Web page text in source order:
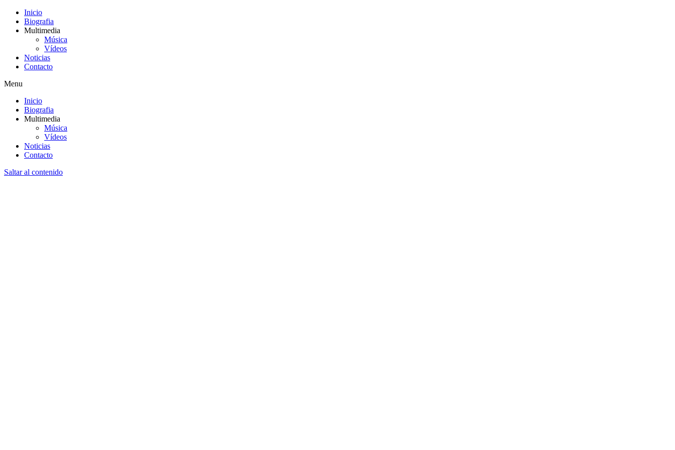
Inicio
Biografia
Multimedia
Música
Vídeos
Noticias
Contacto
Menu
Inicio
Biografia
Multimedia
Música
Vídeos
Noticias
Contacto
Saltar al contenido